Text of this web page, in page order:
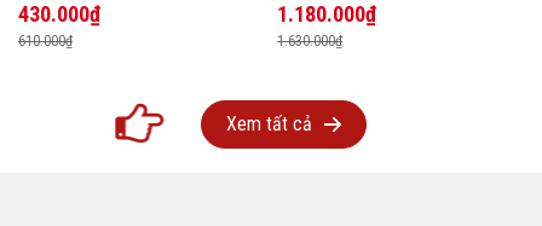
430.000₫
610.000₫
1.180.000₫
1.630.000₫
Xem tất cả